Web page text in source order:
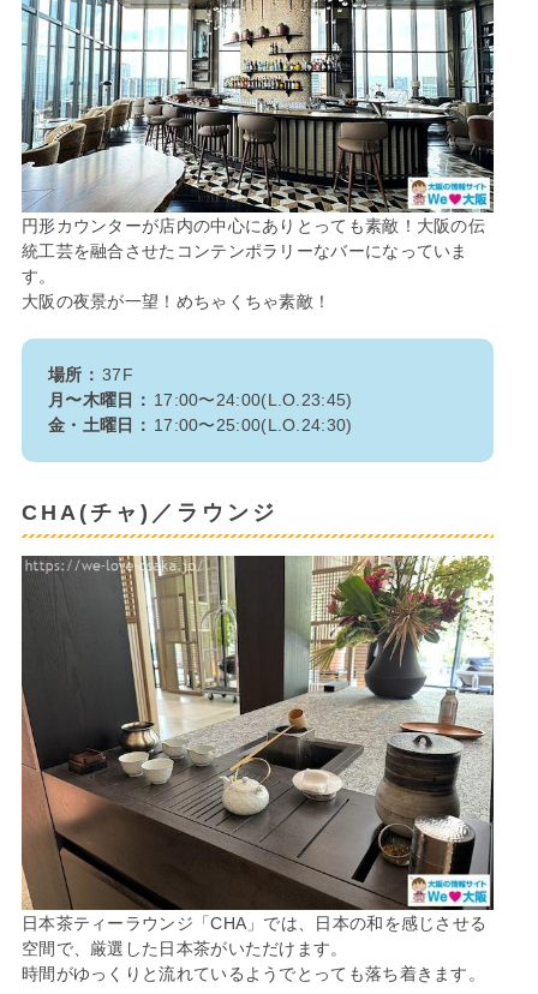
円形カウンターが店内の中心にありとっても素敵！大阪の伝
統工芸を融合させたコンテンポラリーなバーになっていま
す。
大阪の夜景が一望！めちゃくちゃ素敵！
場所： 37F
月〜木曜日： 17:00〜24:00(L.O.23:45)
金・土曜日： 17:00〜25:00(L.O.24:30)
CHA(チャ)／ラウンジ
⽇本茶ティーラウンジ「CHA」では、⽇本の和を感じさせる
空間で、厳選した⽇本茶がいただけます。
時間がゆっくりと流れているようでとっても落ち着きます。